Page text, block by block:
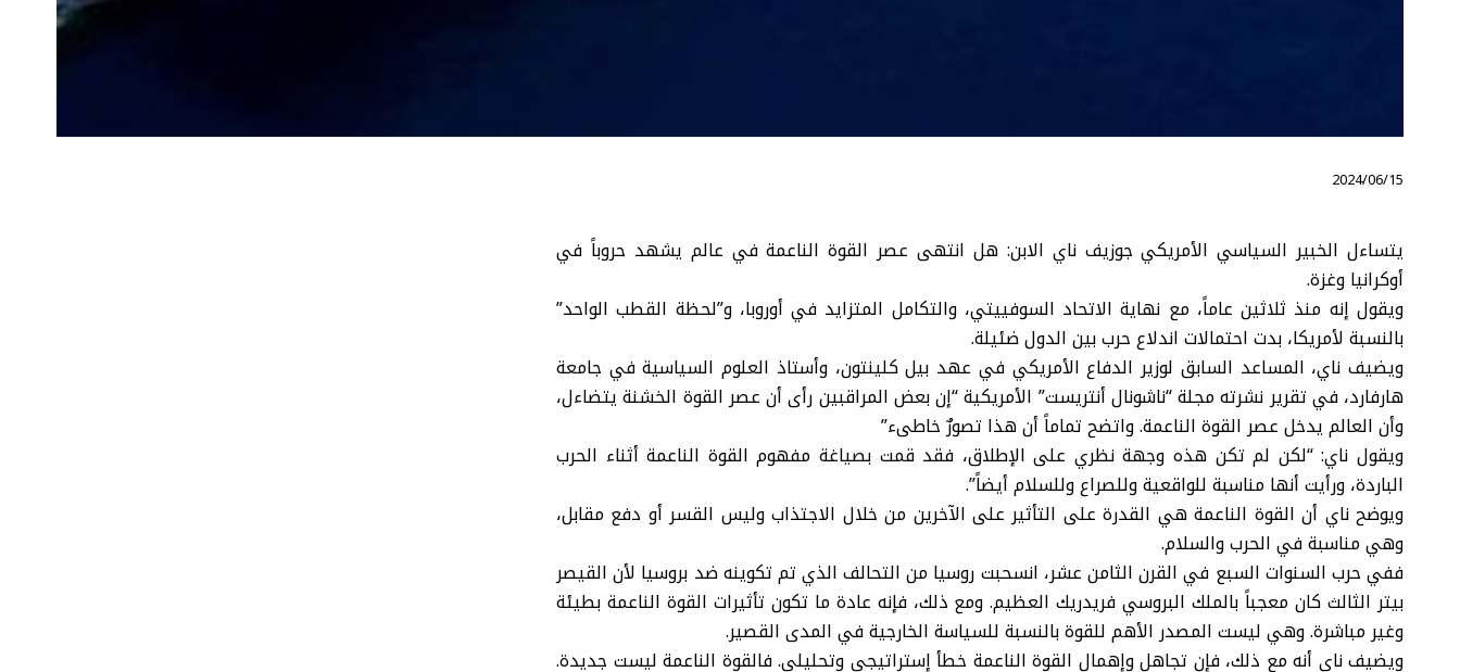
⠀ 2024/06/15
يتساءل الخبير السياسي الأمريكي جوزيف ناي الابن: هل انتهى عصر القوة الناعمة في عالم يشهد حروباً في
أوكرانيا وغزة.
ويقول إنه منذ ثلاثين عاماً، مع نهاية الاتحاد السوفييتي، والتكامل المتزايد في أوروبا، و”لحظة القطب الواحد”
بالنسبة لأمريكا، بدت احتمالات اندلاع حرب بين الدول ضئيلة.
ويضيف ناي، المساعد السابق لوزير الدفاع الأمريكي في عهد بيل كلينتون، وأستاذ العلوم السياسية في جامعة
هارفارد، في تقرير نشرته مجلة “ناشونال أنتريست” الأمريكية “إن بعض المراقبين رأى أن عصر القوة الخشنة يتضاءل،
وأن العالم يدخل عصر القوة الناعمة. واتضح تماماً أن هذا تصورٌ خاطىء”
ويقول ناي: “لكن لم تكن هذه وجهة نظري على الإطلاق، فقد قمت بصياغة مفهوم القوة الناعمة أثناء الحرب
الباردة، ورأيت أنها مناسبة للواقعية وللصراع وللسلام أيضاً”.
ويوضح ناي أن القوة الناعمة هي القدرة على التأثير على الآخرين من خلال الاجتذاب وليس القسر أو دفع مقابل،
وهي مناسبة في الحرب والسلام.
ففي حرب السنوات السبع في القرن الثامن عشر، انسحبت روسيا من التحالف الذي تم تكوينه ضد بروسيا لأن القيصر
بيتر الثالث كان معجباً بالملك البروسي فريدريك العظيم. ومع ذلك، فإنه عادة ما تكون تأثيرات القوة الناعمة بطيئة
وغير مباشرة. وهي ليست المصدر الأهم للقوة بالنسبة للسياسة الخارجية في المدى القصير.
ويضيف ناي أنه مع ذلك، فإن تجاهل وإهمال القوة الناعمة خطأ إستراتيجي وتحليلي. فالقوة الناعمة ليست جديدة.